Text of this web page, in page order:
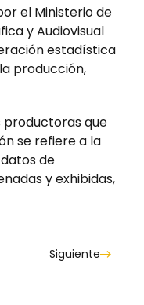
el Ministerio de
y Audiovisual
estadística
producción,
que
se refiere a la
de
y exhibidas,
Siguiente